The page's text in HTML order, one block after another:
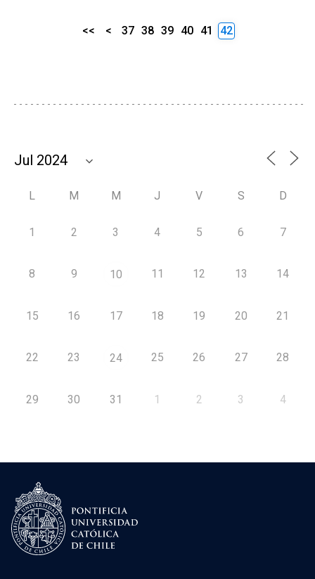
<< < 37 38 39 40 41 42
L M M J V S D
1 2 3 4 5 6 7
8 9 10 11 12 13 14
15 16 17 18 19 20 21
22 23 24 25 26 27 28
29 30 31 1 2 3 4